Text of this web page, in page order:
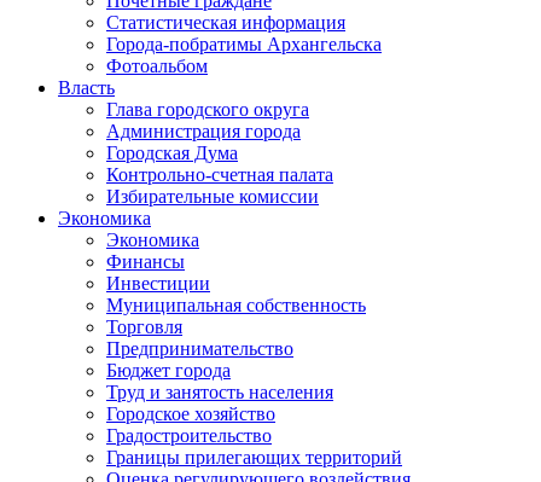
Статистическая информация
Города-побратимы Архангельска
Фотоальбом
Власть
Глава городского округа
Администрация города
Городская Дума
Контрольно-счетная палата
Избирательные комиссии
Экономика
Экономика
Финансы
Инвестиции
Муниципальная собственность
Торговля
Предпринимательство
Бюджет города
Труд и занятость населения
Городское хозяйство
Градостроительство
Границы прилегающих территорий